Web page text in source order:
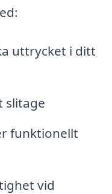
uttrycket i ditt
slitage
funktionellt
vid